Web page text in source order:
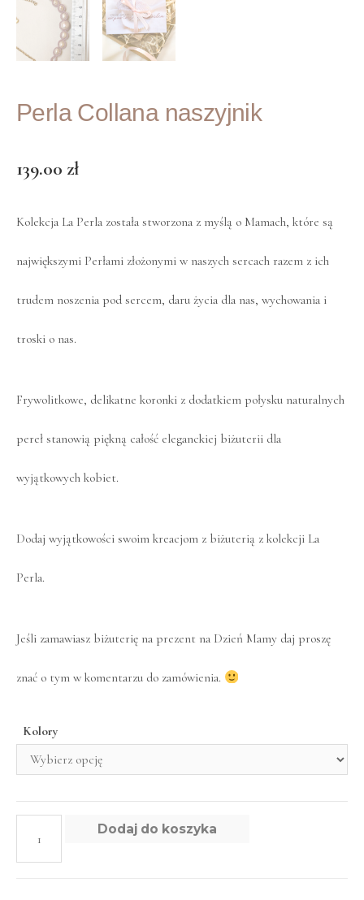
Perla Collana naszyjnik
139.00 zł
Kolekcja La Perla została stworzona z myślą o Mamach, które są
największymi Perłami złożonymi w naszych sercach razem z ich
trudem noszenia pod sercem, daru życia dla nas, wychowania i
troski o nas.
Frywolitkowe, delikatne koronki z dodatkiem połysku naturalnych
pereł stanowią piękną całość eleganckiej biżuterii dla
wyjątkowych kobiet.
Dodaj wyjątkowości swoim kreacjom z biżuterią z kolekcji La
Perla.
Jeśli zamawiasz biżuterię na prezent na Dzień Mamy daj proszę
znać o tym w komentarzu do zamówienia.
Kolory
Dodaj do koszyka